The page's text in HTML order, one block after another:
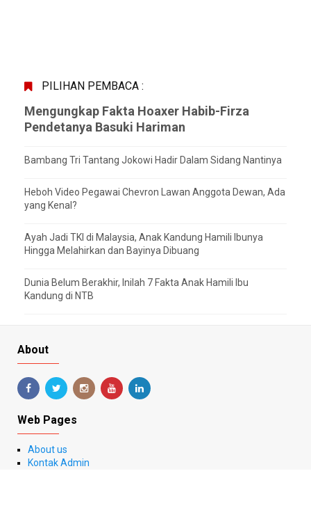
PILIHAN PEMBACA :
Mengungkap Fakta Hoaxer Habib-Firza
Pendetanya Basuki Hariman
Bambang Tri Tantang Jokowi Hadir Dalam Sidang Nantinya
Heboh Video Pegawai Chevron Lawan Anggota Dewan, Ada
yang Kenal?
Ayah Jadi TKI di Malaysia, Anak Kandung Hamili Ibunya
Hingga Melahirkan dan Bayinya Dibuang
Dunia Belum Berakhir, Inilah 7 Fakta Anak Hamili Ibu
Kandung di NTB
About
Web Pages
About us
Kontak Admin